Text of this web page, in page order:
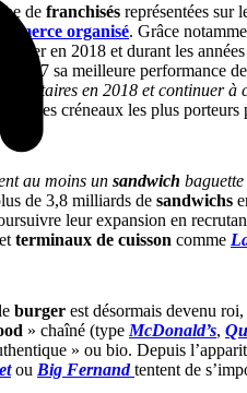
de franchisés représentées sur
organisé. Grâce
en 2018 et durant les
2017 sa meilleure performance
en 2018 et continuer à
des créneaux les plus porteurs
au moins un sandwich
de 3,8 milliards de sandwichs
leur expansion en
et terminaux de cuisson comme
burger est désormais devenu
» chaîné (type McDonald’s,
» ou bio. Depuis
ou Big Fernandtentent de